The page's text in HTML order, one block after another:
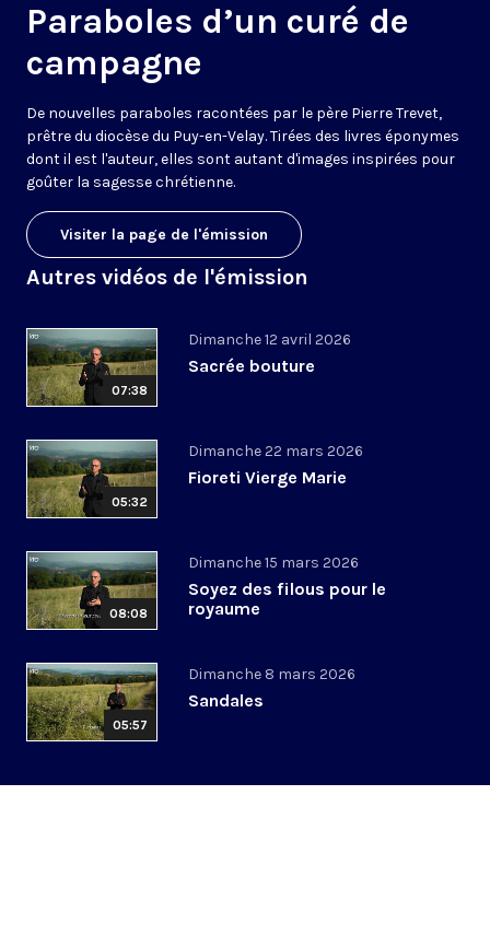
Paraboles d’un curé de
campagne
De nouvelles paraboles racontées par le père Pierre Trevet,
prêtre du diocèse du Puy-en-Velay. Tirées des livres éponymes
dont il est l'auteur, elles sont autant d'images inspirées pour
goûter la sagesse chrétienne.
Visiter la page de l'émission
Autres vidéos de l'émission
07:38
Dimanche 12 avril 2026
Sacrée bouture
05:32
Dimanche 22 mars 2026
Fioreti Vierge Marie
08:08
Dimanche 15 mars 2026
Soyez des filous pour le
royaume
05:57
Dimanche 8 mars 2026
Sandales